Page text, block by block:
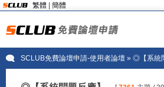
繁體 簡體
SCLUB免費論壇申請-使用者論壇» ◎【系統